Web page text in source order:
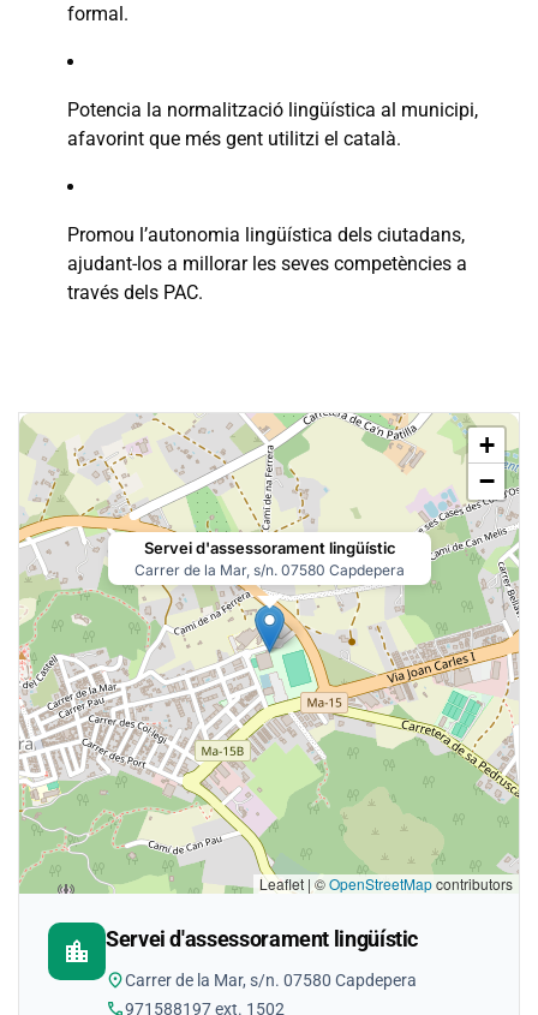
formal.
Potencia la normalització lingüística al municipi,
afavorint que més gent utilitzi el català.
Promou l’autonomia lingüística dels ciutadans,
ajudant-los a millorar les seves competències a
través dels PAC.
Servei d'assessorament lingüístic
Carrer de la Mar, s/n. 07580 Capdepera
+
−
Leaflet | ©OpenStreetMapcontributors
location_city Servei d'assessorament lingüístic
location_onCarrer de la Mar, s/n. 07580 Capdepera
phone971588197 ext. 1502